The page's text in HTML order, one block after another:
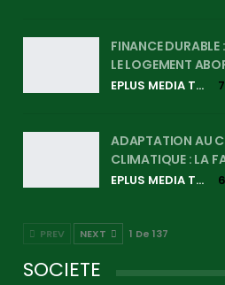
FINANCE
LE LOGEMENT
EPLUS MEDIA TV
ADAPTATION AU
CLIMATIQUE : LA
EPLUS MEDIA TV
PREV NEXT 1 De 137
SOCIETE